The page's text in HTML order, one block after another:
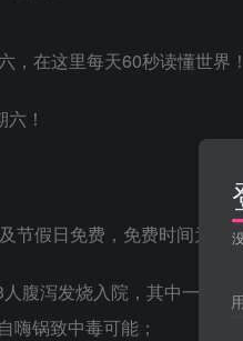
！
节假日免费，免费时间为2月
腹泻发烧入院，其中一人
嗨锅致中毒可能；